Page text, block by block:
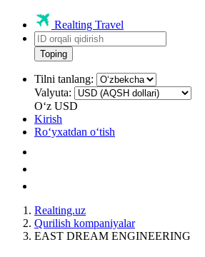
Realting Travel
Toping
Tilni tanlang:
Valyuta:
Oʻz USD
Kirish
Roʻyxatdan oʻtish
Realting.uz
Qurilish kompaniyalar
EAST DREAM ENGINEERING